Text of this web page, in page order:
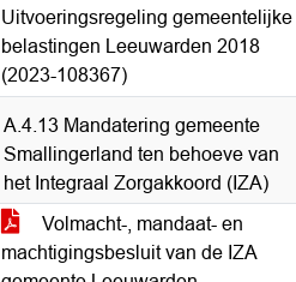
Uitvoeringsregeling gemeentelijke
belastingen Leeuwarden 2018
(2023-108367)
A.4.13 Mandatering gemeente
Smallingerland ten behoeve van
het Integraal Zorgakkoord (IZA)
Volmacht-, mandaat- en
machtigingsbesluit van de IZA